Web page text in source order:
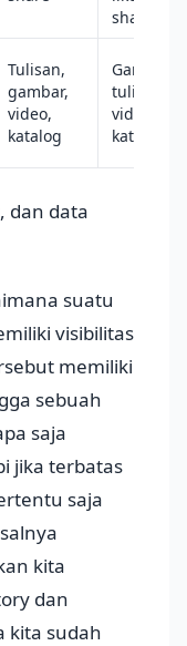
share
Tulisan,
gambar,
video,
katalog
Gambar,
tulisan,
video,
katalog
dan data
suatu
visibilitas
memiliki
sebuah
saja
jika terbatas
saja
kita
dan
kita sudah